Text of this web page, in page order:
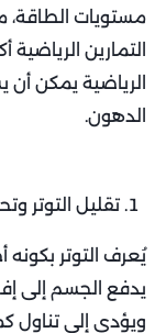
مستويات الطاقة،
التمارين الرياضية
الرياضية يمكن
الدهون.
تقليل التوتر
يُعرف التوتر بكونه
يدفع الجسم إلى
ويؤدي إلى تناول